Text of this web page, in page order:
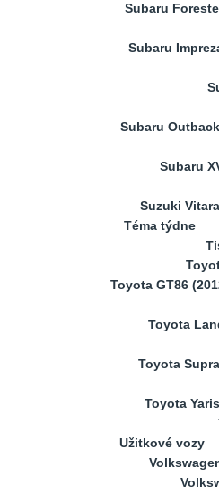
Subaru
Subaru
Subaru
Subaru
Suzuki
Téma týdne
Toyota GT86
Toyota
Toyota
Toyota
Užitkové vozy